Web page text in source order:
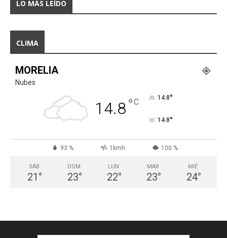
LO MÁS LEÍDO
CLIMA
MORELIA
Nubes
14.8°C 14.8°
14.8°
93 % 1kmh 100 %
SÁB
21 °
DOM
23°
LUN
22°
MAR
23°
MIÉ
24°